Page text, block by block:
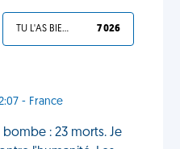
TU L'AS BIEN MÉRITÉ 7 026
- France
: 23 morts. Je